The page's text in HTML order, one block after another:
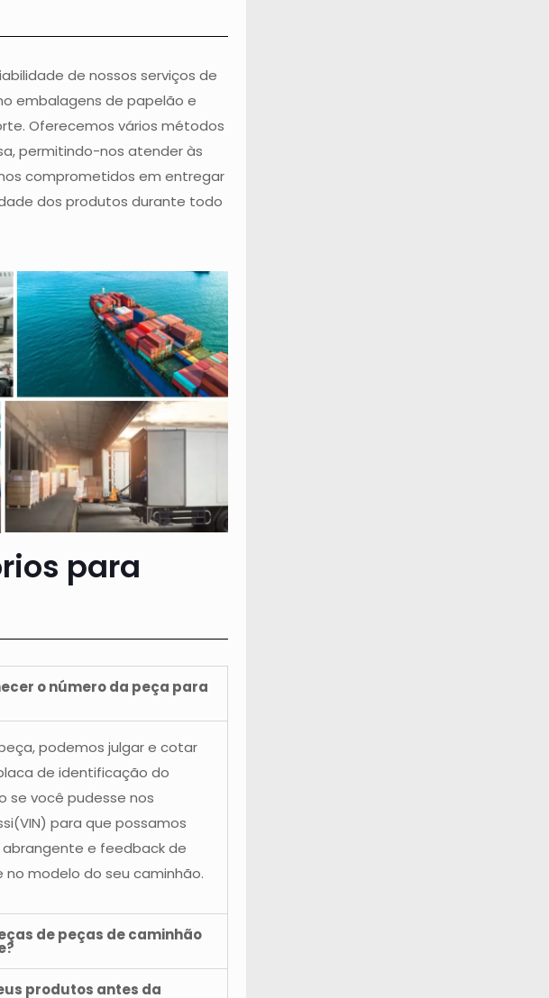
de nossos serviços de
embalagens de papelão e
Oferecemos vários métodos
permitindo-nos atender às
comprometidos em entregar
dos produtos durante todo
para
o número da peça para
podemos julgar e cotar
de identificação do
se você pudesse nos
para que possamos
e feedback de
modelo do seu caminhão.
de peças de caminhão
produtos antes da